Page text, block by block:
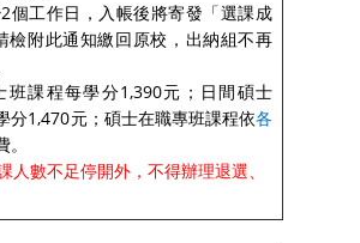
個工作日，入帳後將寄發「選課成
檢附此通知繳回原校，出納組不再
班課程每學分1,390元；日間碩士
分1,470元；碩士在職專班課程依各
人數不足停開外，不得辦理退選、